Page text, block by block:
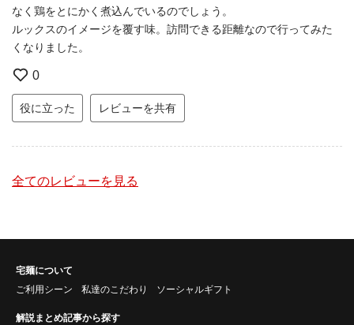
なく鶏をとにかく煮込んでいるのでしょう。
ルックスのイメージを覆す味。訪問できる距離なので行ってみた
くなりました。
0
役に立った レビューを共有
全てのレビューを見る
宅麺について
ご利用シーン
私達のこだわり ソーシャルギフト
解説まとめ記事から探す